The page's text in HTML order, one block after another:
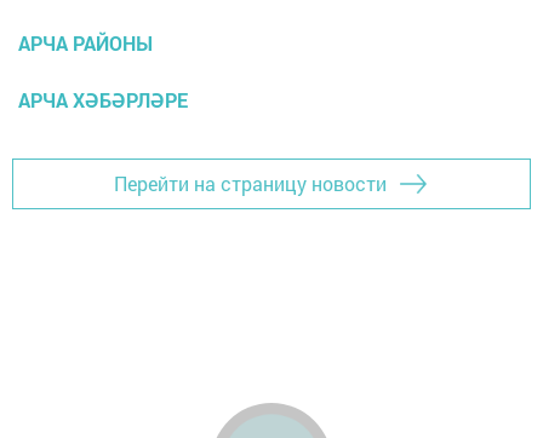
АРЧА РАЙОНЫ
АРЧА ХӘБӘРЛӘРЕ
Перейти на страницу новости